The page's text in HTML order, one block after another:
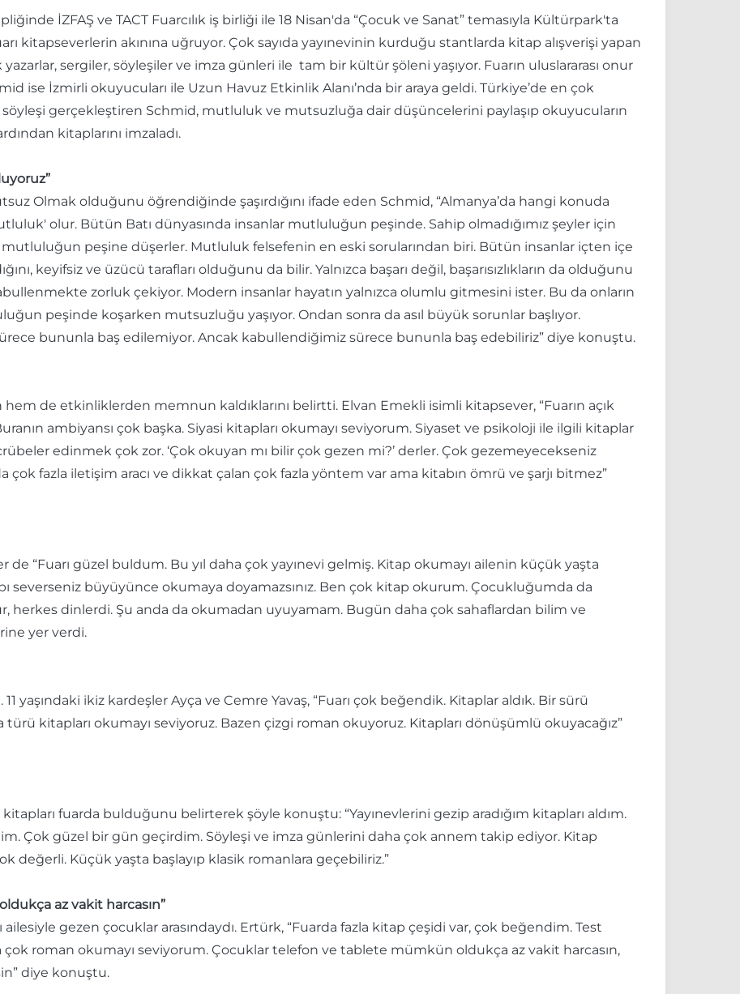
İZFAŞ ve TACT Fuarcılık iş birliği ile 18 Nisan'da “Çocuk ve Sanat” temasıyla Kültürpark'ta
kitapseverlerin akınına uğruyor. Çok sayıda yayınevinin kurduğu stantlarda kitap alışverişi yapan
sergiler, söyleşiler ve imza günleri ile tam bir kültür şöleni yaşıyor. Fuarın uluslararası onur
ise İzmirli okuyucuları ile Uzun Havuz Etkinlik Alanı’nda bir araya geldi. Türkiye’de en çok
gerçekleştiren Schmid, mutluluk ve mutsuzluğa dair düşüncelerini paylaşıp okuyucuların
kitaplarını imzaladı.
Olmak olduğunu öğrendiğinde şaşırdığını ifade eden Schmid, “Almanya’da hangi konuda
olur. Bütün Batı dünyasında insanlar mutluluğun peşinde. Sahip olmadığımız şeyler için
mutluluğun peşine düşerler. Mutluluk felsefenin en eski sorularından biri. Bütün insanlar içten içe
keyifsiz ve üzücü tarafları olduğunu da bilir. Yalnızca başarı değil, başarısızlıkların da olduğunu
zorluk çekiyor. Modern insanlar hayatın yalnızca olumlu gitmesini ister. Bu da onların
peşinde koşarken mutsuzluğu yaşıyor. Ondan sonra da asıl büyük sorunlar başlıyor.
bununla baş edilemiyor. Ancak kabullendiğimiz sürece bununla baş edebiliriz” diye konuştu.
de etkinliklerden memnun kaldıklarını belirtti. Elvan Emekli isimli kitapsever, “Fuarın açık
ambiyansı çok başka. Siyasi kitapları okumayı seviyorum. Siyaset ve psikoloji ile ilgili kitaplar
edinmek çok zor. ‘Çok okuyan mı bilir çok gezen mi?’ derler. Çok gezemeyecekseniz
çok fazla iletişim aracı ve dikkat çalan çok fazla yöntem var ama kitabın ömrü ve şarjı bitmez”
de “Fuarı güzel buldum. Bu yıl daha çok yayınevi gelmiş. Kitap okumayı ailenin küçük yaşta
severseniz büyüyünce okumaya doyamazsınız. Ben çok kitap okurum. Çocukluğumda da
herkes dinlerdi. Şu anda da okumadan uyuyamam. Bugün daha çok sahaflardan bilim ve
yer verdi.
yaşındaki ikiz kardeşler Ayça ve Cemre Yavaş, “Fuarı çok beğendik. Kitaplar aldık. Bir sürü
türü kitapları okumayı seviyoruz. Bazen çizgi roman okuyoruz. Kitapları dönüşümlü okuyacağız”
kitapları fuarda bulduğunu belirterek şöyle konuştu: “Yayınevlerini gezip aradığım kitapları aldım.
Çok güzel bir gün geçirdim. Söyleşi ve imza günlerini daha çok annem takip ediyor. Kitap
değerli. Küçük yaşta başlayıp klasik romanlara geçebiliriz.”
az vakit harcasın”
ailesiyle gezen çocuklar arasındaydı. Ertürk, “Fuarda fazla kitap çeşidi var, çok beğendim. Test
çok roman okumayı seviyorum. Çocuklar telefon ve tablete mümkün oldukça az vakit harcasın,
diye konuştu.